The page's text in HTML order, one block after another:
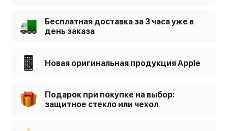
Бесплатная доставка за 3 часа уже в
день заказа
Новая оригинальная продукция Apple
Подарок при покупке на выбор:
защитное стекло или чехол